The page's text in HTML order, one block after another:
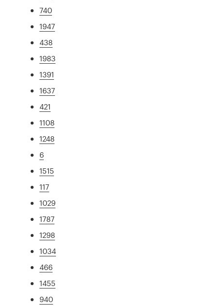
740
1947
438
1983
1391
1637
421
1108
1248
6
1515
117
1029
1787
1298
1034
466
1455
940